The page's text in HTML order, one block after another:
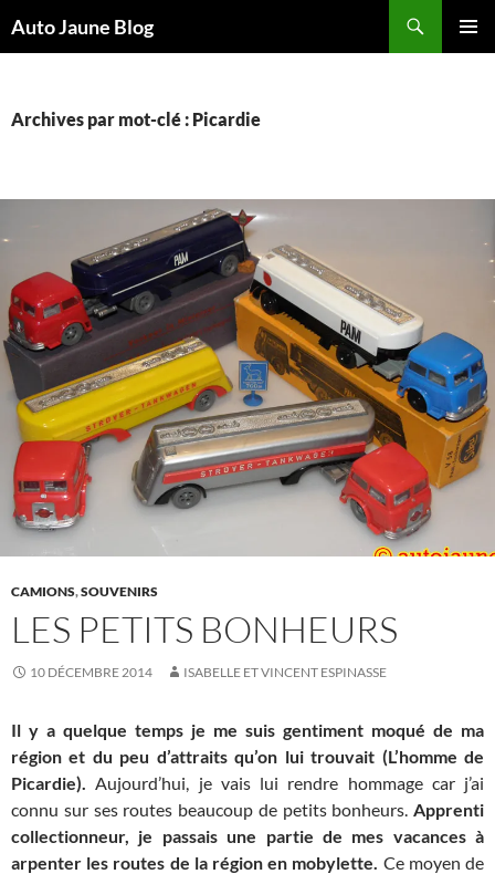
Auto Jaune Blog
Archives par mot-clé : Picardie
CAMIONS,SOUVENIRS
LES PETITS BONHEURS
10 DÉCEMBRE 2014 ISABELLE ET VINCENT ESPINASSE
Il y a quelque temps je me suis gentiment moqué de ma
région et du peu d’attraits qu’on lui trouvait (L’homme de
Picardie).
Aujourd’hui, je vais lui rendre hommage car j’ai
connu sur ses routes beaucoup de petits bonheurs. Apprenti
collectionneur, je passais une partie de mes vacances à
arpenter les routes de la région en mobylette. Ce moyen de